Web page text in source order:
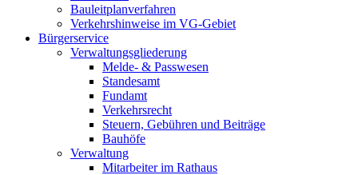
Bauleitplanverfahren
Verkehrshinweise im VG-Gebiet
Bürgerservice
Verwaltungsgliederung
Melde- & Passwesen
Standesamt
Fundamt
Verkehrsrecht
Steuern, Gebühren und Beiträge
Bauhöfe
Verwaltung
Mitarbeiter im Rathaus